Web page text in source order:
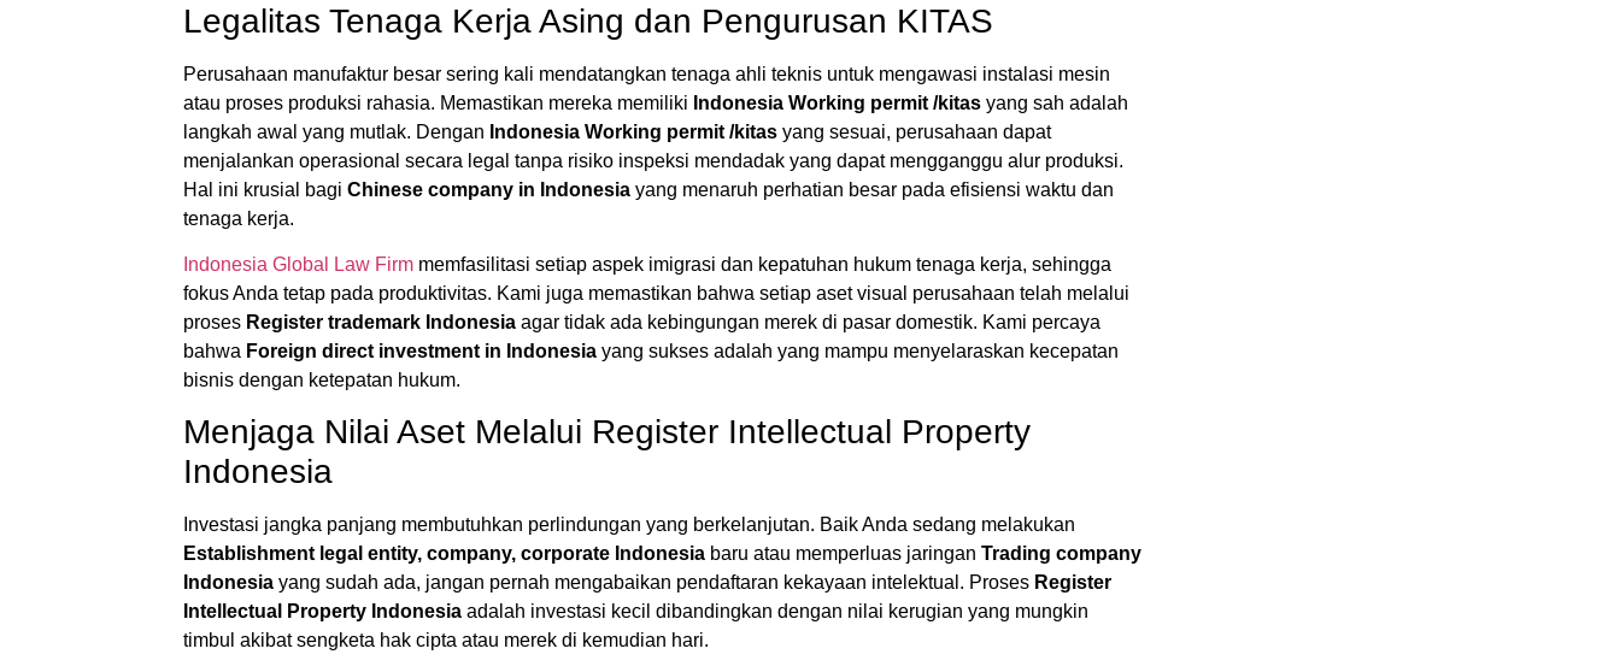
Legalitas Tenaga Kerja Asing dan Pengurusan KITAS
Perusahaan manufaktur besar sering kali mendatangkan tenaga ahli teknis untuk mengawasi instalasi mesin
atau proses produksi rahasia. Memastikan mereka memiliki Indonesia Working permit /kitas yang sah adalah
langkah awal yang mutlak. Dengan Indonesia Working permit /kitas yang sesuai, perusahaan dapat
menjalankan operasional secara legal tanpa risiko inspeksi mendadak yang dapat mengganggu alur produksi.
Hal ini krusial bagi Chinese company in Indonesia yang menaruh perhatian besar pada efisiensi waktu dan
tenaga kerja.
Indonesia Global Law Firm memfasilitasi setiap aspek imigrasi dan kepatuhan hukum tenaga kerja, sehingga
fokus Anda tetap pada produktivitas. Kami juga memastikan bahwa setiap aset visual perusahaan telah melalui
proses Register trademark Indonesia agar tidak ada kebingungan merek di pasar domestik. Kami percaya
bahwa Foreign direct investment in Indonesia yang sukses adalah yang mampu menyelaraskan kecepatan
bisnis dengan ketepatan hukum.
Menjaga Nilai Aset Melalui Register Intellectual Property
Indonesia
Investasi jangka panjang membutuhkan perlindungan yang berkelanjutan. Baik Anda sedang melakukan
Establishment legal entity, company, corporate Indonesia baru atau memperluas jaringan Trading company
Indonesia yang sudah ada, jangan pernah mengabaikan pendaftaran kekayaan intelektual. Proses Register
Intellectual Property Indonesia adalah investasi kecil dibandingkan dengan nilai kerugian yang mungkin
timbul akibat sengketa hak cipta atau merek di kemudian hari.